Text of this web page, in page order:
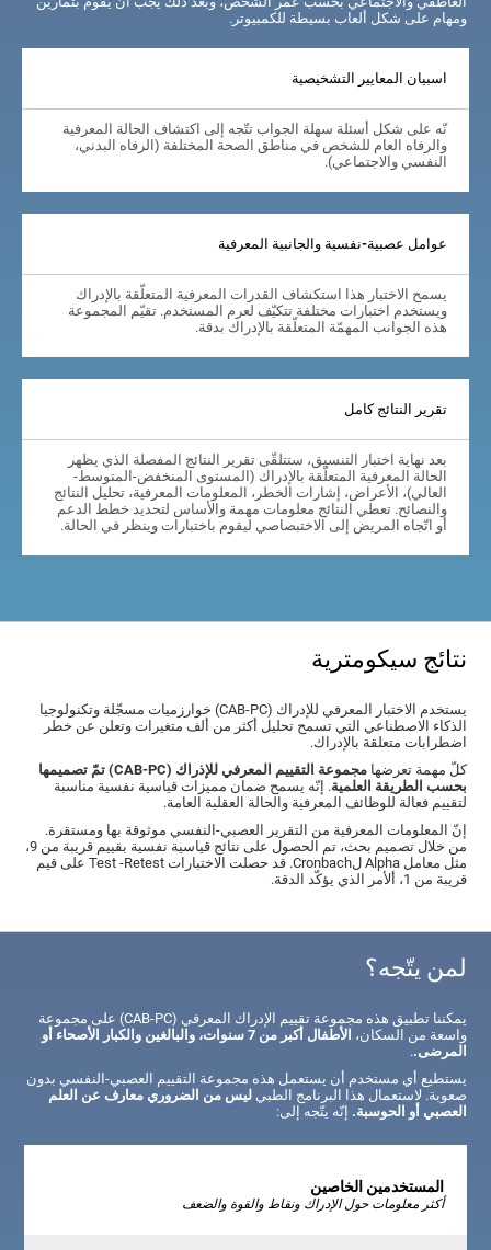
ومهام على شكل ألعاب بسيطة للكمبيوتر.
اسبيان المعايير التشخيصية
نّه على شكل أسئلة سهلة الجواب تتّجه إلى اكتشاف الحالة المعرفية
والرفاه العام للشخص في مناطق الصحة المختلفة (الرفاه البدني،
النفسي والاجتماعي).
عوامل عصبية-نفسية والجانبية المعرفية
يسمح الاختبار هذا استكشاف القدرات المعرفية المتعلّقة بالإدراك
ويستخدم اختبارات مختلفة تتكيّف لعرم المستخدم. تقيّم المجموعة
هذه الجوانب المهمّة المتعلّقة بالإدراك بدقة.
تقرير النتائج كامل
بعد نهاية اختبار التنسيق، ستتلقّى تقرير النتائج المفصلة الذي يظهر
الحالة المعرفية المتعلّقة بالإدراك (المستوى المنخفض-المتوسط-
العالي)، الأعراض، إشارات الخطر، المعلومات المعرفية، تحليل النتائج
والنصائح. تعطي النتائج معلومات مهمة والأساس لتحديد خطط الدعم
أو اتّجاه المريض إلى الاختبصاصي ليقوم باختبارات وينظر في الحالة.
نتائج سيكومترية
يستخدم الاختبار المعرفي للإدراك (CAB-PC) خوارزميات مسجّلة وتكنولوجيا
الذكاء الاصطناعي التي تسمح تحليل أكثر من ألف متغيرات وتعلن عن خطر
اضطرابات متعلقة بالإدراك.
كلّ مهمة تعرضها
مجموعة التقييم المعرفي للإذراك (CAB-PC) تمّ تصميمها
بحسب الطريقة العلمية. إنّه يسمح ضمان مميزات قياسية نفسية مناسبة
لتقييم فعالة للوظائف المعرفية والحالة العقلية العامة.
إنّ المعلومات المعرفية من التقرير العصبي-النفسي موثوقة بها ومستقرة.
من خلال تصميم بحث، تم الحصول على نتائج قياسية نفسية بقييم قريبة من 9،
مثل معامل Alpha لCronbach. قد حصلت الاختبارات Test -Retest على قيم
قريبة من 1، ألأمر الذي يؤكّد الدقة.
لمن يتّجه؟
يمكننا تطبيق هذه مجموعة تقييم الإدراك المعرفي (CAB-PC) على مجموعة
واسعة من السكان،
الأطفال أكبر من 7 سنوات، والبالغين والكبار الأصحاء أو
المرضى..
يستطيع أي مستخدم أن يستعمل هذه مجموعة التقييم العصبي-النفسي بدون
صعوبة. لاستعمال هذا البرنامج الطبيليس من الضروري معارف عن العلم
العصبي أو الحوسبة. إنّه يتّجه إلى:
المستخدمين الخاصين
أكثر معلومات حول الإدراك ونقاط والقوة والضعف